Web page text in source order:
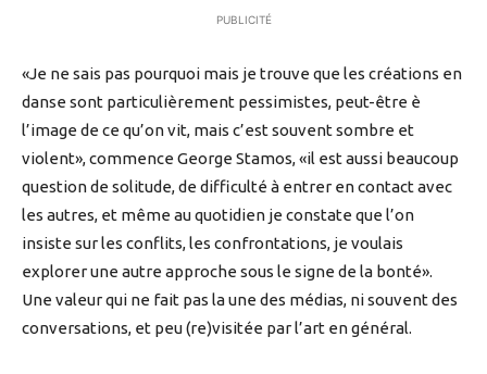
PUBLICITÉ
«Je ne sais pas pourquoi mais je trouve que les créations en
danse sont particulièrement pessimistes, peut-être è
l’image de ce qu’on vit, mais c’est souvent sombre et
violent», commence George Stamos, «il est aussi beaucoup
question de solitude, de difficulté à entrer en contact avec
les autres, et même au quotidien je constate que l’on
insiste sur les conflits, les confrontations, je voulais
explorer une autre approche sous le signe de la bonté».
Une valeur qui ne fait pas la une des médias, ni souvent des
conversations, et peu (re)visitée par l’art en général.